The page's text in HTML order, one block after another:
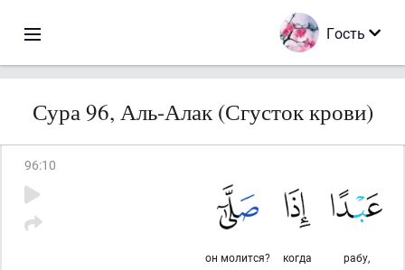
Гость
Сура 96, Аль-Алак (Сгусток крови)
96:10
рабу,
когда
он молится?